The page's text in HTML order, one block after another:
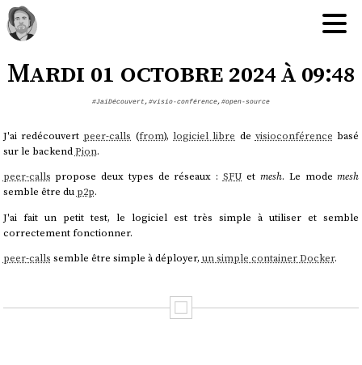
Mardi 01 octobre 2024 à 09:48
#JaiDécouvert, #visio-conférence, #open-source
J'ai redécouvert peer-calls (from), logiciel libre de visioconférence basé
sur le backendPion.
peer-calls propose deux types de réseaux : SFU etmesh. Le modemesh
semble être du p2p.
J'ai fait un petit test, le logiciel est très simple à utiliser et semble
correctement fonctionner.
peer-calls semble être simple à déployer, un simple container Docker.